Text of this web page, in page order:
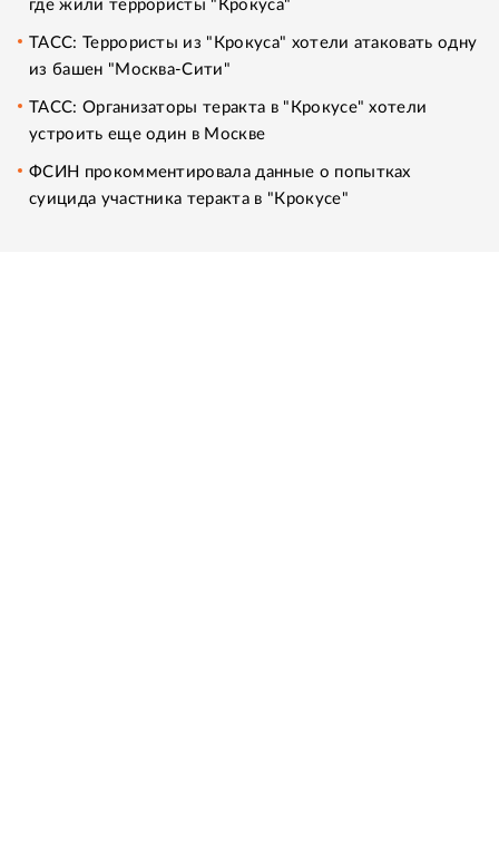
где жили террористы "Крокуса"
ТАСС: Террористы из "Крокуса" хотели атаковать одну
из башен "Москва-Сити"
ТАСС: Организаторы теракта в "Крокусе" хотели
устроить еще один в Москве
ФСИН прокомментировала данные о попытках
суицида участника теракта в "Крокусе"